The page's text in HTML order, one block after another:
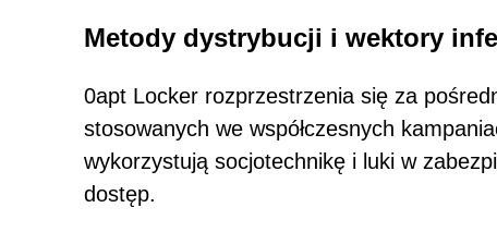
Metody dystrybucji i wektory
0apt Locker rozprzestrzenia się za
stosowanych we współczesnych
wykorzystują socjotechnikę i luki w
dostęp.